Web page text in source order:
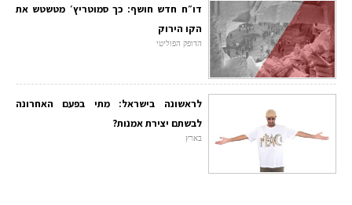
דו״ח חדש חושף: כך סמוטריץ׳ מטשטש את
הקו הירוק
הדופק הפוליטי
לראשונה בישראל: מתי בפעם האחרונה
לבשתם יצירת אמנות?
בארץ